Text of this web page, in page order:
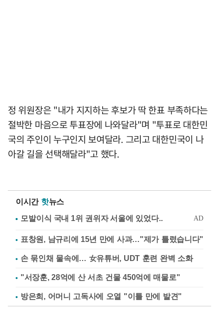
정 위원장은 "내가 지지하는 후보가 딱 한표 부족하다는
절박한 마음으로 투표장에 나와달라"며 "투표로 대한민
국의 주인이 누구인지 보여달라. 그리고 대한민국이 나
아갈 길을 선택해달라"고 했다.
이시간 핫뉴스
표창원, 남규리에 15년 만에 사과…"제가 틀렸습니다"
손 묶인채 물속에… 女유튜버, UDT 훈련 완벽 소화
"서장훈, 28억에 산 서초 건물 450억에 매물로"
방은희, 어머니 고독사에 오열 "이틀 만에 발견"